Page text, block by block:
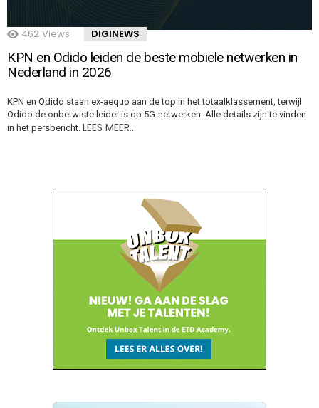
462 Views DIGINEWS
KPN en Odido leiden de beste mobiele netwerken in
Nederland in 2026
KPN en Odido staan ex-aequo aan de top in het totaalklassement, terwijl
Odido de onbetwiste leider is op 5G-netwerken. Alle details zijn te vinden
in het persbericht. LEES MEER…